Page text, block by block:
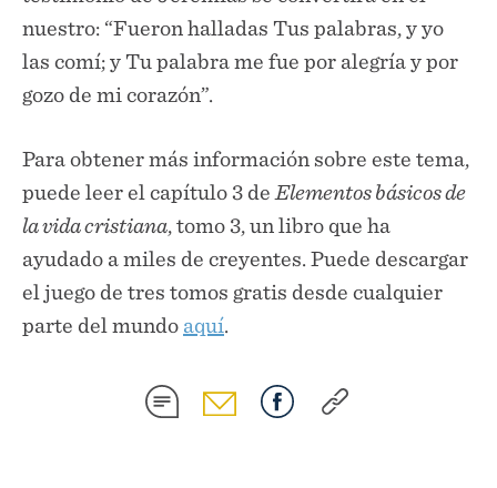
nuestro: “Fueron halladas Tus palabras, y yo
las comí; y Tu palabra me fue por alegría y por
gozo de mi corazón”.
Para obtener más información sobre este tema,
puede leer el capítulo 3 de Elementos básicos de
la vida cristiana, tomo 3, un libro que ha
ayudado a miles de creyentes. Puede descargar
el juego de tres tomos gratis desde cualquier
parte del mundo aquí.
COMPARTIR
COMPARTIR
COMPARTIRCOMPARTIR